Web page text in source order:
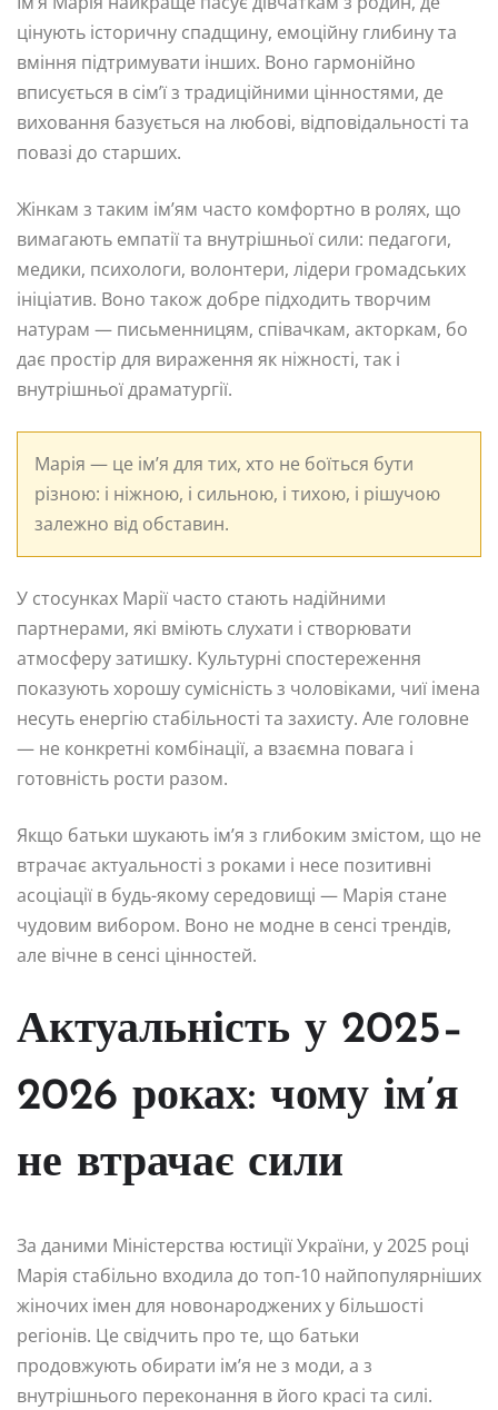
цінують історичну спадщину, емоційну глибину та
вміння підтримувати інших. Воно гармонійно
вписується в сім’ї з традиційними цінностями, де
виховання базується на любові, відповідальності та
повазі до старших.
Жінкам з таким ім’ям часто комфортно в ролях, що
вимагають емпатії та внутрішньої сили: педагоги,
медики, психологи, волонтери, лідери громадських
ініціатив. Воно також добре підходить творчим
натурам — письменницям, співачкам, акторкам, бо
дає простір для вираження як ніжності, так і
внутрішньої драматургії.
Марія — це ім’я для тих, хто не боїться бути
різною: і ніжною, і сильною, і тихою, і рішучою
залежно від обставин.
У стосунках Марії часто стають надійними
партнерами, які вміють слухати і створювати
атмосферу затишку. Культурні спостереження
показують хорошу сумісність з чоловіками, чиї імена
несуть енергію стабільності та захисту. Але головне
— не конкретні комбінації, а взаємна повага і
готовність рости разом.
Якщо батьки шукають ім’я з глибоким змістом, що не
втрачає актуальності з роками і несе позитивні
асоціації в будь-якому середовищі — Марія стане
чудовим вибором. Воно не модне в сенсі трендів,
але вічне в сенсі цінностей.
Актуальність у 2025–
2026 роках: чому ім’я
не втрачає сили
За даними Міністерства юстиції України, у 2025 році
Марія стабільно входила до топ-10 найпопулярніших
жіночих імен для новонароджених у більшості
регіонів. Це свідчить про те, що батьки
продовжують обирати ім’я не з моди, а з
внутрішнього переконання в його красі та силі.